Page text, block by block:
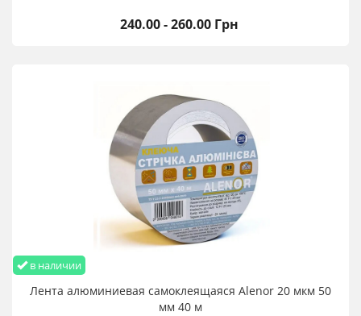
240.00 - 260.00 Грн
в наличии
Лента алюминиевая самоклеящаяся Alenor 20 мкм 50
мм 40 м